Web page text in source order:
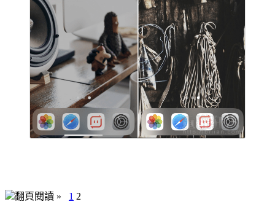
翻頁閱讀 » 1 2